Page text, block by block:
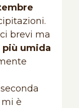
brevi ma
più umida
è